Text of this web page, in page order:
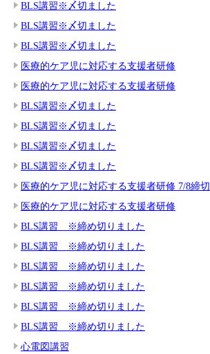
BLS講習※〆切ました
BLS講習※〆切ました
BLS講習※〆切ました
医療的ケア児に対応する支援者研修
医療的ケア児に対応する支援者研修
BLS講習※〆切ました
BLS講習※〆切ました
BLS講習※〆切ました
BLS講習※〆切ました
医療的ケア児に対応する支援者研修 7/8締切
医療的ケア児に対応する支援者研修
BLS講習 ※締め切りました
BLS講習 ※締め切りました
BLS講習 ※締め切りました
BLS講習 ※締め切りました
BLS講習 ※締め切りました
BLS講習 ※締め切りました
心電図講習